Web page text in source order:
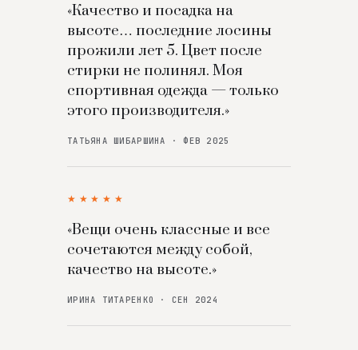
«Качество и посадка на
высоте… последние лосины
прожили лет 5. Цвет после
стирки не полинял. Моя
спортивная одежда — только
этого производителя.»
ТАТЬЯНА ШИБАРШИНА · ФЕВ 2025
★★★★★
«Вещи очень классные и все
сочетаются между собой,
качество на высоте.»
ИРИНА ТИТАРЕНКО · СЕН 2024